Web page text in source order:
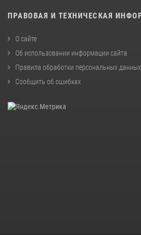
ПРАВОВАЯ И ТЕХНИЧЕСКАЯ
О сайте
Об использовании информации сайта
Правила обработки персональных данных
Сообщить об ошибках